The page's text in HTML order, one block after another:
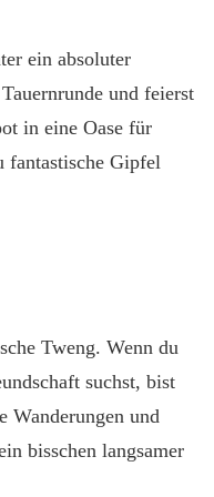
ein absoluter
und feierst
in eine Oase für
fantastische Gipfel
Tweng. Wenn du
suchst, bist
Wanderungen und
bisschen langsamer